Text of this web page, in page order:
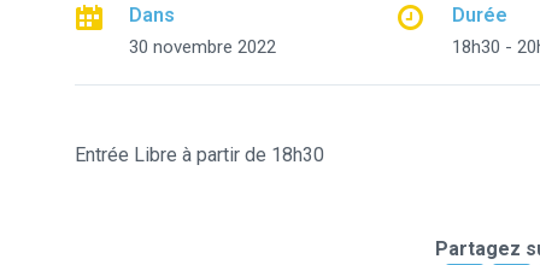
Dans
30 novembre 2022
Durée
18h30 -
Entrée Libre à partir de 18h30
Partagez